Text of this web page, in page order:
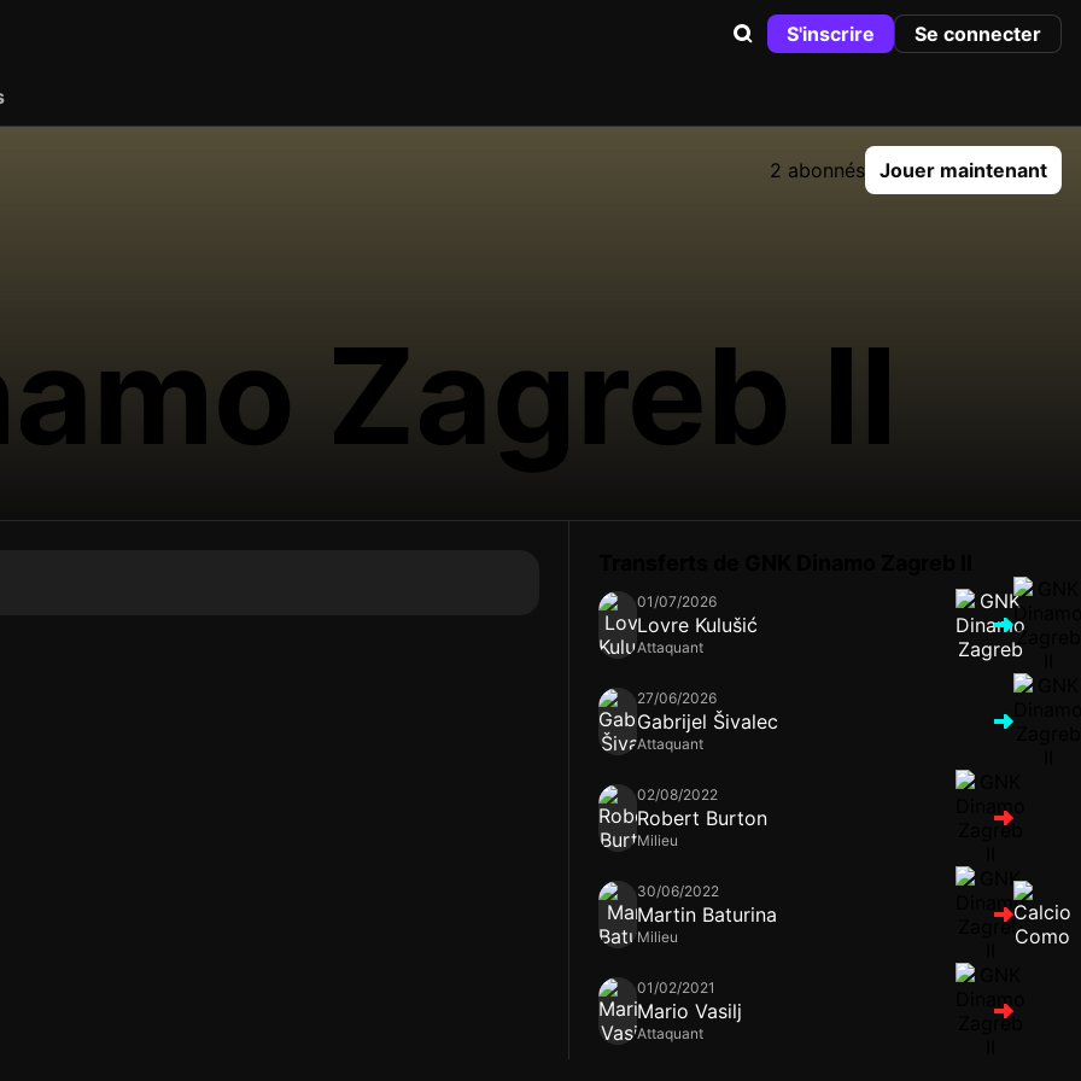
S'inscrire Se connecter
2 abonnés Jouer maintenant
Zagreb II
01/07/2026
Lovre Kulušić
Attaquant
27/06/2026
Gabrijel Šivalec
Attaquant
02/08/2022
Robert Burton
Milieu
30/06/2022
Martin Baturina
Milieu
01/02/2021
Mario Vasilj
Attaquant